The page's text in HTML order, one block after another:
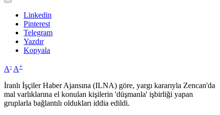
Linkedin
Pinterest
Telegram
Yazdır
Kopyala
A- A+
İranlı İşçiler Haber Ajansına (ILNA) göre, yargı kararıyla Zencan'da
mal varlıklarına el konulan kişilerin 'düşmanla' işbirliği yapan
gruplarla bağlantılı oldukları iddia edildi.